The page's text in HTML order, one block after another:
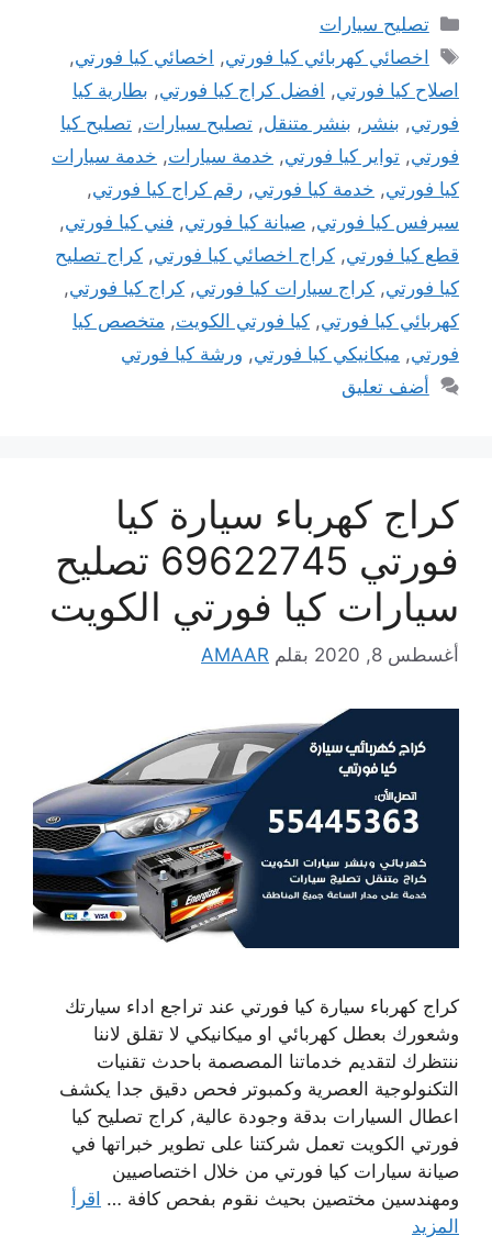
التصنيفات
تصليح سيارات
الوسوم
اخصائي كهربائي كيا فورتي, اخصائي كيا فورتي,
اصلاح كيا فورتي, افضل كراج كيا فورتي, بطارية كيا
فورتي, بنشر , بنشر متنقل, تصليح سيارات, تصليح كيا
فورتي, تواير كيا فورتي, خدمة سيارات, خدمة سيارات
كيا فورتي, خدمة كيا فورتي, رقم كراج كيا فورتي,
سيرفس كيا فورتي, صيانة كيا فورتي, فني كيا فورتي,
قطع كيا فورتي, كراج اخصائي كيا فورتي, كراج تصليح
كيا فورتي, كراج سيارات كيا فورتي, كراج كيا فورتي,
كهربائي كيا فورتي, كيا فورتي الكويت, متخصص كيا
فورتي, ميكانيكي كيا فورتي, ورشة كيا فورتي
أضف تعليق
كراج كهرباء سيارة كيا
فورتي 69622745 تصليح
سيارات كيا فورتي الكويت
أغسطس 8, 2020 بقلم AMAAR
كراج كهرباء سيارة كيا فورتي عند تراجع اداء سيارتك
وشعورك بعطل كهربائي او ميكانيكي لا تقلق لاننا
ننتظرك لتقديم خدماتنا المصصمة باحدث تقنيات
التكنولوجية العصرية وكمبوتر فحص دقيق جدا يكشف
اعطال السيارات بدقة وجودة عالية, كراج تصليح كيا
فورتي الكويت تعمل شركتنا على تطوير خبراتها في
صيانة سيارات كيا فورتي من خلال اختصاصيين
ومهندسين مختصين بحيث نقوم بفحص كافة … اقرأ
المزيد